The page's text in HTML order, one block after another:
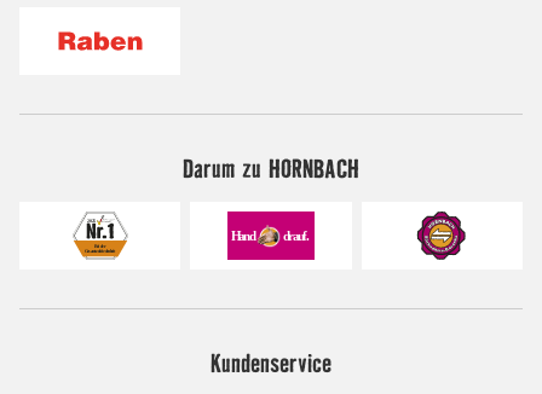
Darum zu HORNBACH
Kundenservice